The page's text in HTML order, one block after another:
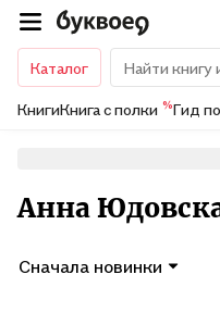
Каталог
КнигиКнига с полки %Гид
Анна
Сначала новинки